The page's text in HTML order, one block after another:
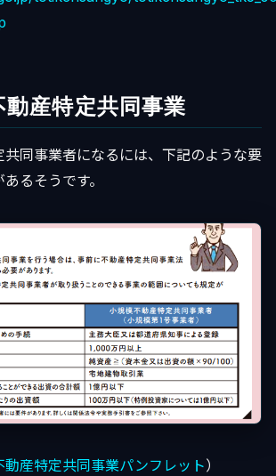
動産特定共同事業
共同事業者になるには、下記のような要
るそうです。
動産特定共同事業パンフレット）